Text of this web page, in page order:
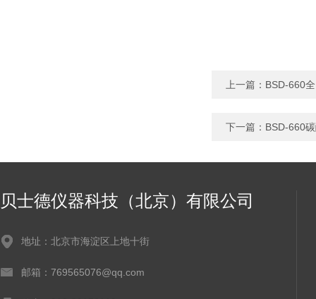
上一篇： BSD-660
下一篇： BSD-660
贝士德仪器科技（北京）有限公司
地址：北京市海淀区上地十街
邮箱：769565076@qq.com